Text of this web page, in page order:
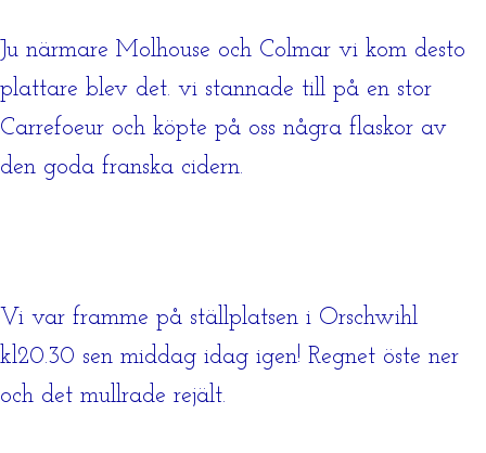
Ju närmare Molhouse och Colmar vi kom desto
plattare blev det. vi stannade till på en stor
Carrefoeur och köpte på oss några flaskor av
den goda franska cidern.
Vi var framme på ställplatsen i Orschwihl
kl20.30 sen middag idag igen! Regnet öste ner
och det mullrade rejält.